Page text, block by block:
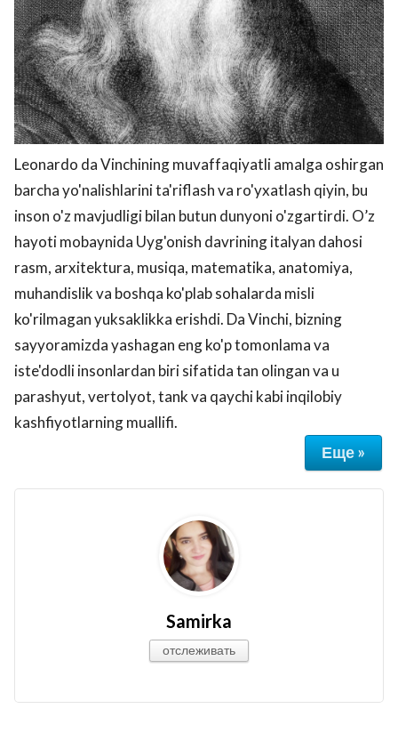
Leonardo da Vinchining muvaffaqiyatli amalga oshirgan
barcha yo'nalishlarini ta'riflash va ro'yxatlash qiyin, bu
inson o'z mavjudligi bilan butun dunyoni o'zgartirdi. O’z
hayoti mobaynida Uyg'onish davrining italyan dahosi
rasm, arxitektura, musiqa, matematika, anatomiya,
muhandislik va boshqa ko'plab sohalarda misli
ko'rilmagan yuksaklikka erishdi. Da Vinchi, bizning
sayyoramizda yashagan eng ko'p tomonlama va
iste'dodli insonlardan biri sifatida tan olingan va u
parashyut, vertolyot, tank va qaychi kabi inqilobiy
kashfiyotlarning muallifi.
Еще »
Samirka
отслеживать